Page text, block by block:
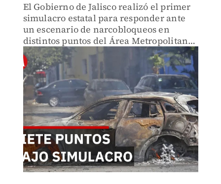
El Gobierno de Jalisco realizó el primer
simulacro estatal para responder ante
un escenario de narcobloqueos en
distintos puntos del Área Metropolitana
de Guadalajara.